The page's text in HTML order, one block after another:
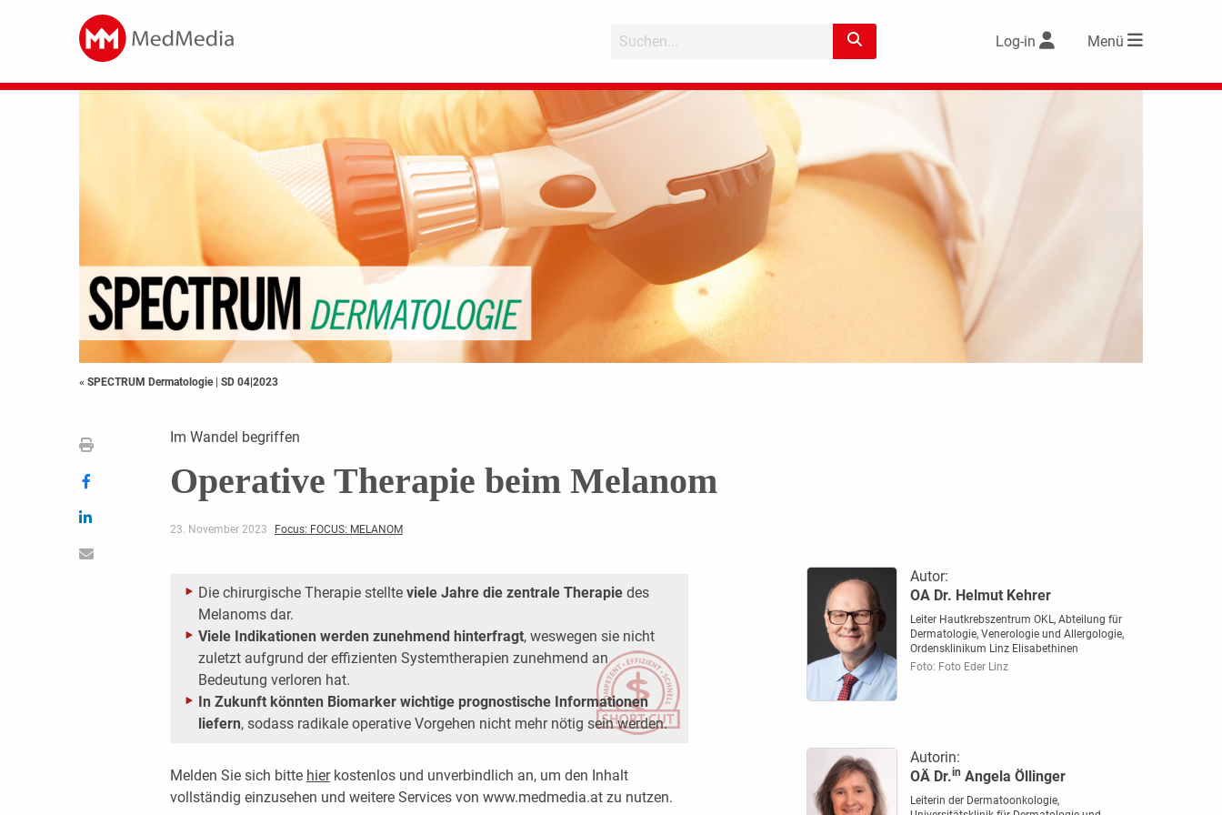
Log-in Menü
« SPECTRUM Dermatologie | SD 04|2023
Im Wandel begriffen
Operative Therapie beim Melanom
23. November 2023 Focus: FOCUS: MELANOM
Die chirurgische Therapie stellte viele Jahre die zentrale Therapiedes
Melanoms dar.
Viele Indikationen werden zunehmend hinterfragt, weswegen sie nicht
zuletzt aufgrund der effizienten Systemtherapien zunehmend an
Bedeutung verloren hat.
In Zukunft könnten Biomarker wichtige prognostische Informationen
liefern, sodass radikale operative Vorgehen nicht mehr nötig sein werden.
Melden Sie sich bitte hierkostenlos und unverbindlich an, um den Inhalt
vollständig einzusehen und weitere Services von www.medmedia.at zu nutzen.
Autor:
OA Dr. Helmut Kehrer
Leiter Hautkrebszentrum OKL, Abteilung für
Dermatologie, Venerologie und Allergologie,
Ordensklinikum Linz Elisabethinen
Foto: Foto Eder Linz
Autorin:
OÄ Dr.in Angela Öllinger
Leiterin der Dermatoonkologie,